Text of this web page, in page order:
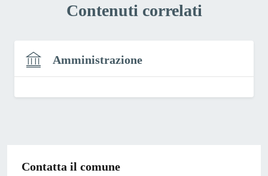
Contenuti correlati
Amministrazione
Contatta il comune